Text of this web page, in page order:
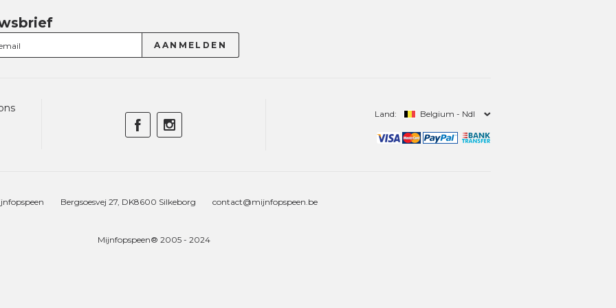
Land: Belgium - Ndl
Bergsoesvej 27, DK8600 Silkeborg contact@mijnfopspeen.be
Mijnfopspeen® 2005 - 2024